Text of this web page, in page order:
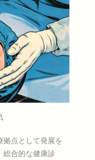
拠点として発展を
総合的な健康診